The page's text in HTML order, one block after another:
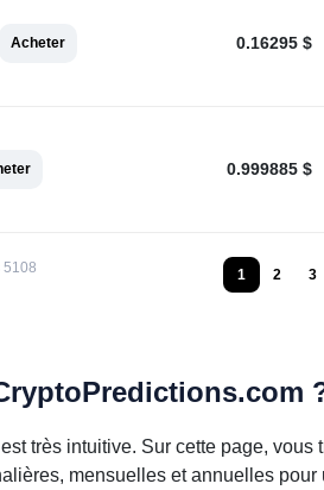
Acheter 0.16295 $
0.999885 $
5108
1 2 3
très intuitive. Sur cette page,
mensuelles et annuelles